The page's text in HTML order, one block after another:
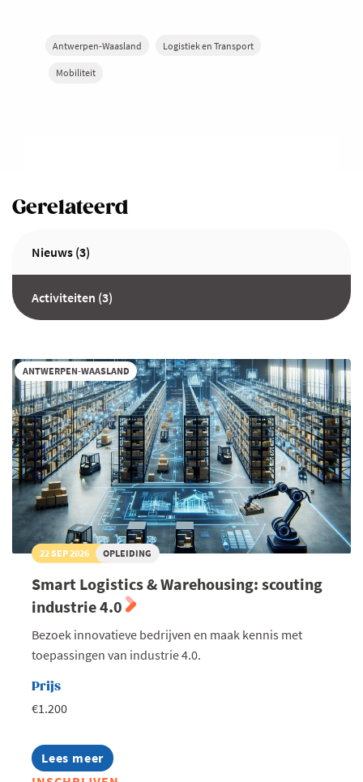
Antwerpen-Waasland Logistiek en Transport
Mobiliteit
Gerelateerd
Nieuws (3)
Activiteiten (3)
ANTWERPEN-WAASLAND
22 SEP 2026 OPLEIDING
Smart Logistics & Warehousing: scouting
industrie 4.0
Bezoek innovatieve bedrijven en maak kennis met
toepassingen van industrie 4.0.
Prijs
€1.200
Lees meer
about
Smart